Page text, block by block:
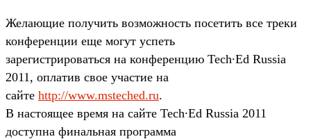
Желающие получить возможность посетить все треки
конференции еще могут успеть
зарегистрироваться на конференцию Tech∙Ed Russia
2011, оплатив свое участие на
сайте http://www.msteched.ru.
В настоящее время на сайте Tech∙Ed Russia 2011
доступна финальная программа